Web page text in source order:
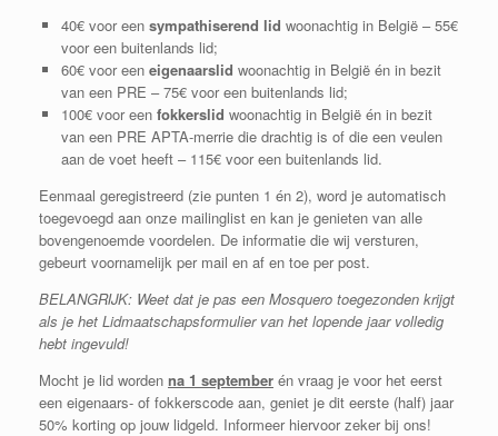
40€ voor een sympathiserend lid woonachtig in België – 55€
voor een buitenlands lid;
60€ voor een eigenaarslid woonachtig in België én in bezit
van een PRE – 75€ voor een buitenlands lid;
100€ voor een fokkerslid woonachtig in België én in bezit
van een PRE APTA-merrie die drachtig is of die een veulen
aan de voet heeft – 115€ voor een buitenlands lid.
Eenmaal geregistreerd (zie punten 1 én 2), word je automatisch
toegevoegd aan onze mailinglist en kan je genieten van alle
bovengenoemde voordelen. De informatie die wij versturen,
gebeurt voornamelijk per mail en af en toe per post.
BELANGRIJK: Weet dat je pas een Mosquero toegezonden krijgt
als je het Lidmaatschapsformulier van het lopende jaar volledig
hebt ingevuld!
Mocht je lid worden na 1 september én vraag je voor het eerst
een eigenaars- of fokkerscode aan, geniet je dit eerste (half) jaar
50% korting op jouw lidgeld. Informeer hiervoor zeker bij ons!